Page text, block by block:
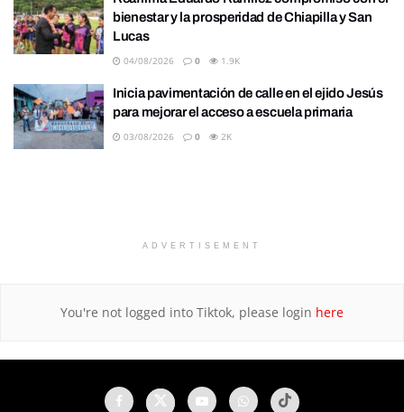
bienestar y la prosperidad de Chiapilla y San
Lucas
04/08/2026 0 1.9K
Inicia pavimentación de calle en el ejido Jesús
para mejorar el acceso a escuela primaria
03/08/2026 0 2K
ADVERTISEMENT
You're not logged into Tiktok, please login here